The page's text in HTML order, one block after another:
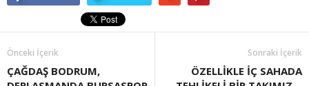
Önceki İçerik
ÇAĞDAŞ BODRUM,
Sonraki İçerik
ÖZELLİKLE İÇ SAHADA